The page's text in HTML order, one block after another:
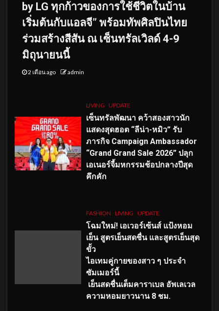
by LG ทุกก้าวของการใช้ชีวิตในบ้าน
เริ่มต้นกับแอลจี” พร้อมทัพศิลปินไทย
ร่วมสร้างสีสัน ณ เซ็นทรัลเวิลด์ 4-9
มิถุนายนนี้
2 เดือน ago admin
LIVING UPDATE
เซ็นทรัลพัฒนา คว้าสองสาวนัก
แสดงสุดฮอต “ลีน่า-หมิว” รับ
ภารกิจ Campaign Ambassador
“Grand Grand Sale 2026” ปลุก
เอเนอร์จี้มหกรรมช้อปกลางปีสุด
คึกคัก
FASHION LIVING UPDATE
โฉมใหม่! เอเวอร์เซ้นส์ แป้งหอม
เย็น สูตรเย็นสดชื่น และสูตรเย็นสุด
ขั้ว
ไอเทมคู่กายของสาว ๆ ประจำ
ซัมเมอร์นี้
เย็นสดชื่นเต็มคาราเบล อัพเลเวล
ความหอมยาวนาน 8 ชม.